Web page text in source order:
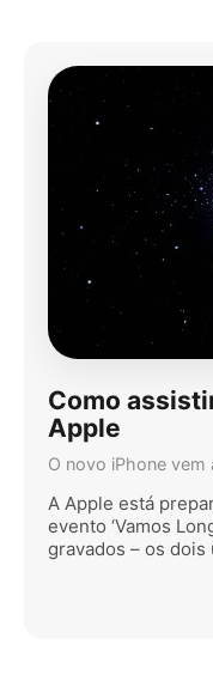
Como
Apple
O novo iPhone vem
A Apple está
evento ‘Vamos
gravados – os